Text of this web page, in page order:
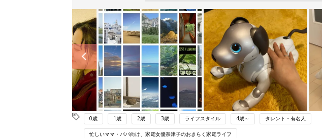
0歳 1歳 2歳 3歳 ライフスタイル 4歳～ タレント・有名人
忙しいママ・パパ向け、家電女優奈津子のおきらく家電ライフ